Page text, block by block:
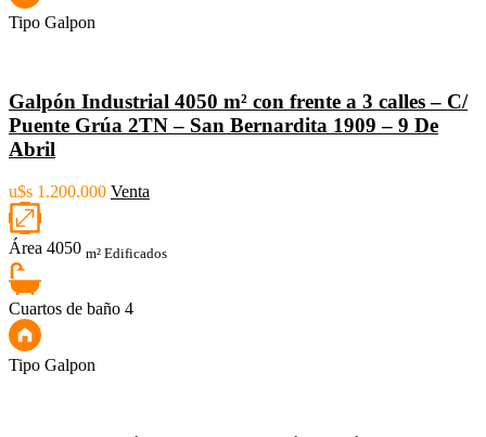
Tipo Galpon
Galpón Industrial 4050 m² con frente a 3 calles – C/
Puente Grúa 2TN – San Bernardita 1909 – 9 De
Abril
u$s 1.200.000 Venta
Área 4050 m² Edificados
Cuartos de baño 4
Tipo Galpon